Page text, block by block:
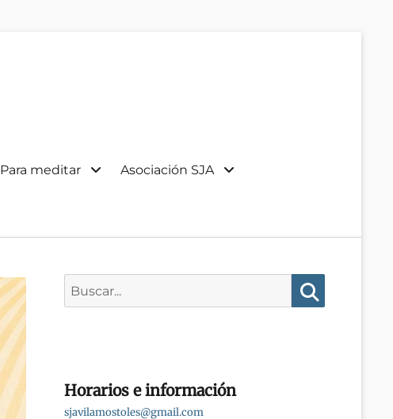
Para meditar Asociación SJA
Horarios e información
sjavilamostoles@gmail.com